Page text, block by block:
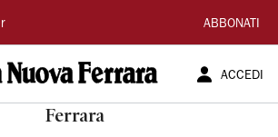
ABBONATI
ACCEDI
Ferrara